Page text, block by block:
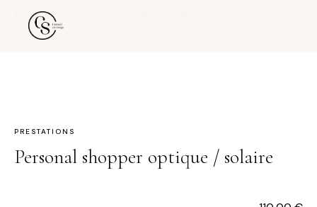
Accueil›Boutique
PRESTATIONS
Personal shopper optique / solaire